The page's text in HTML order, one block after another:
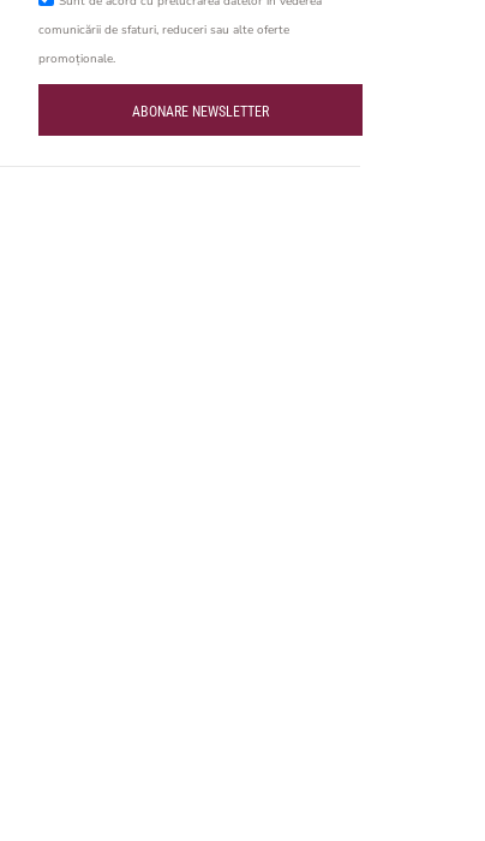
comunicării de sfaturi, reduceri sau alte oferte
promoționale.
ABONARE NEWSLETTER